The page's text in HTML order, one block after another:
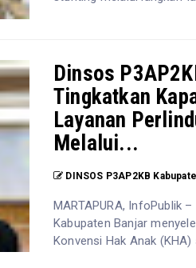
Dinsos
Tingkatkan
Layanan
Melalui...
DINSOS P3AP2KB
MARTAPURA, InfoPublik
Kabupaten Banjar
Konvensi Hak Anak (KHA)